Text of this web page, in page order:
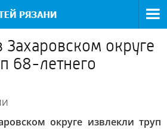
округе
68-летнего
округе извлекли труп